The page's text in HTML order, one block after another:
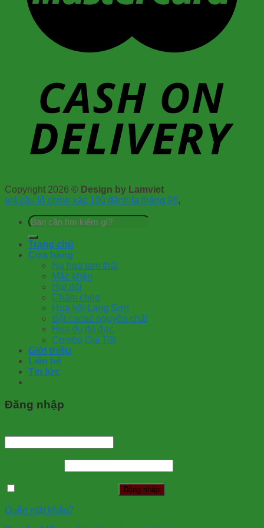
Copyright 2026 © Design by Lamviet
soi cầu lô chính xác 100 đánh la thắng 96,
Tìm
kiếm:
Trang chủ
Cửa hàng
Nụ hoa tam thất
Mắc khén
Hạt dổi
Chẩm chéo
Hoa hồi Lạng Sơn
Bột cacao nguyên chất
Hoa đu đủ đực
Combo Giá Tốt
Giới thiệu
Liên hệ
Tin tức
Đăng nhập
Đăng nhập
Quên mật khẩu?